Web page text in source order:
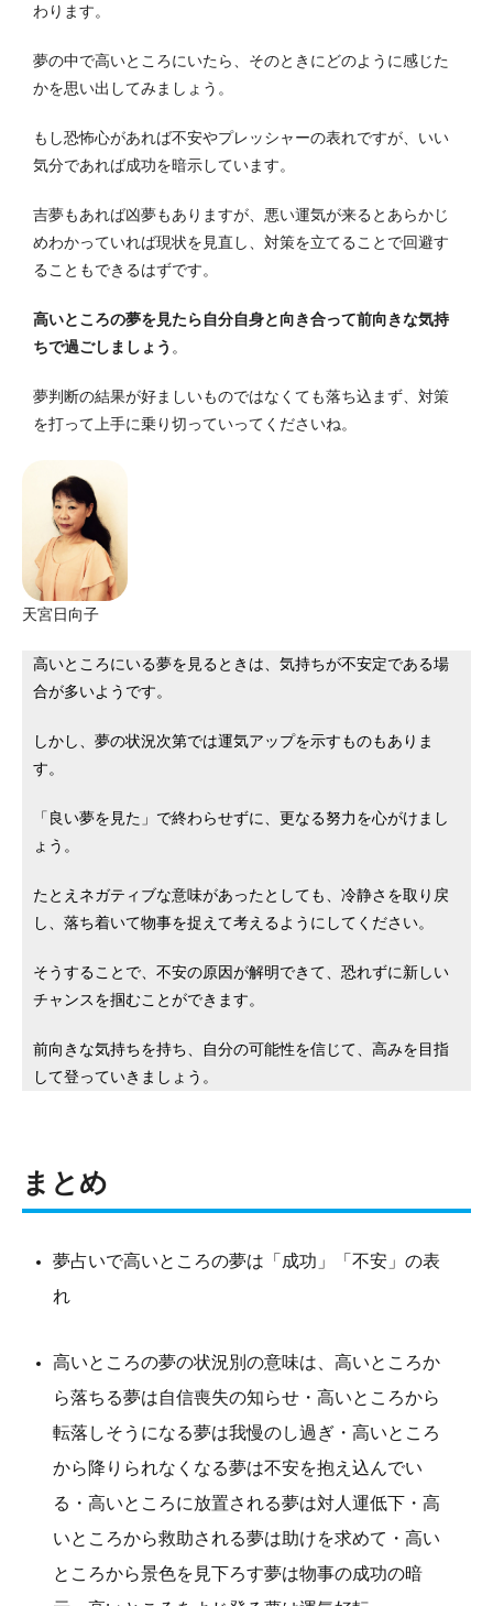
わります。
夢の中で高いところにいたら、そのときにどのように感じた
かを思い出してみましょう。
もし恐怖心があれば不安やプレッシャーの表れですが、いい
気分であれば成功を暗示しています。
吉夢もあれば凶夢もありますが、悪い運気が来るとあらかじ
めわかっていれば現状を見直し、対策を立てることで回避す
ることもできるはずです。
高いところの夢を見たら自分自身と向き合って前向きな気持
ちで過ごしましょう 。
夢判断の結果が好ましいものではなくても落ち込まず、対策
を打って上手に乗り切っていってくださいね。
天宮日向子
高いところにいる夢を見るときは、気持ちが不安定である場
合が多いようです。
しかし、夢の状況次第では運気アップを示すものもありま
す。
「良い夢を見た」で終わらせずに、更なる努力を心がけまし
ょう。
たとえネガティブな意味があったとしても、冷静さを取り戻
し、落ち着いて物事を捉えて考えるようにしてください。
そうすることで、不安の原因が解明できて、恐れずに新しい
チャンスを掴むことができます。
前向きな気持ちを持ち、自分の可能性を信じて、高みを目指
して登っていきましょう。
まとめ
夢占いで高いところの夢は「成功」「不安」の表
れ
高いところの夢の状況別の意味は、高いところか
ら落ちる夢は自信喪失の知らせ・高いところから
転落しそうになる夢は我慢のし過ぎ・高いところ
から降りられなくなる夢は不安を抱え込んでい
る・高いところに放置される夢は対人運低下・高
いところから救助される夢は助けを求めて・高い
ところから景色を見下ろす夢は物事の成功の暗